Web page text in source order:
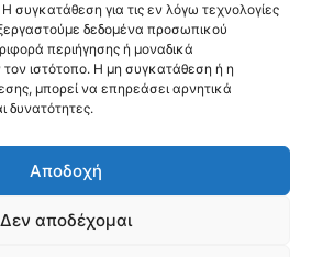
για τις εν λόγω τεχνολογίες
δεδομένα προσωπικού
περιήγησης ή μοναδικά
ιστότοπο. Η μη συγκατάθεση ή η
μπορεί να επηρεάσει αρνητικά
δυνατότητες.
Αποδοχή
Δεν αποδέχομαι
filadelfiaxalkidona@gmail.com
ΜΑΣ